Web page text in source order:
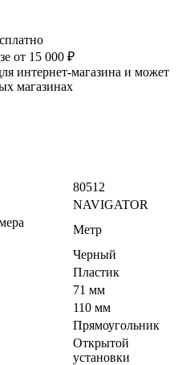
от 15 000 ₽
интернет-магазина и может
магазинах
80512
NAVIGATOR
Метр
Черный
Пластик
71 мм
110 мм
Прямоугольник
Открытой
установки